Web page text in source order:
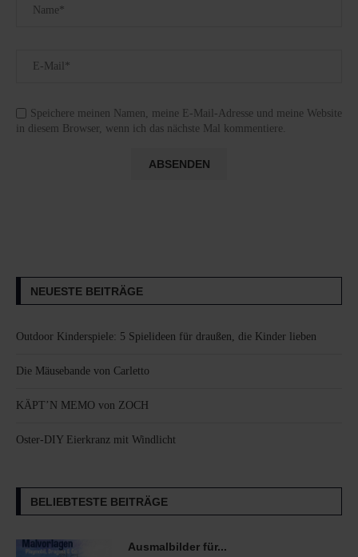
Speichere meinen Namen, meine E-Mail-Adresse und meine Website
in diesem Browser, wenn ich das nächste Mal kommentiere.
NEUESTE BEITRÄGE
Outdoor Kinderspiele: 5 Spielideen für draußen, die Kinder lieben
Die Mäusebande von Carletto
KÄPT’N MEMO von ZOCH
Oster-DIY Eierkranz mit Windlicht
BELIEBTESTE BEITRÄGE
Ausmalbilder für...